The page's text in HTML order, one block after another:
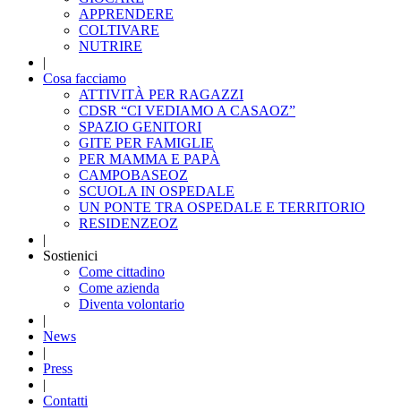
APPRENDERE
COLTIVARE
NUTRIRE
|
Cosa facciamo
ATTIVITÀ PER RAGAZZI
CDSR “CI VEDIAMO A CASAOZ”
SPAZIO GENITORI
GITE PER FAMIGLIE
PER MAMMA E PAPÀ
CAMPOBASEOZ
SCUOLA IN OSPEDALE
UN PONTE TRA OSPEDALE E TERRITORIO
RESIDENZEOZ
|
Sostienici
Come cittadino
Come azienda
Diventa volontario
|
News
|
Press
|
Contatti